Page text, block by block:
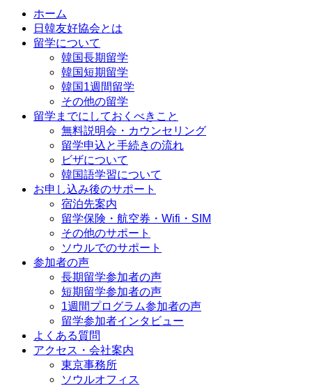
ホーム
日韓友好協会とは
留学について
韓国長期留学
韓国短期留学
韓国1週間留学
その他の留学
留学までにしておくべきこと
無料説明会・カウンセリング
留学申込と手続きの流れ
ビザについて
韓国語学習について
お申し込み後のサポート
宿泊先案内
留学保険・航空券・Wifi・SIM
その他のサポート
ソウルでのサポート
参加者の声
長期留学参加者の声
短期留学参加者の声
1週間プログラム参加者の声
留学参加者インタビュー
よくある質問
アクセス・会社案内
東京事務所
ソウルオフィス